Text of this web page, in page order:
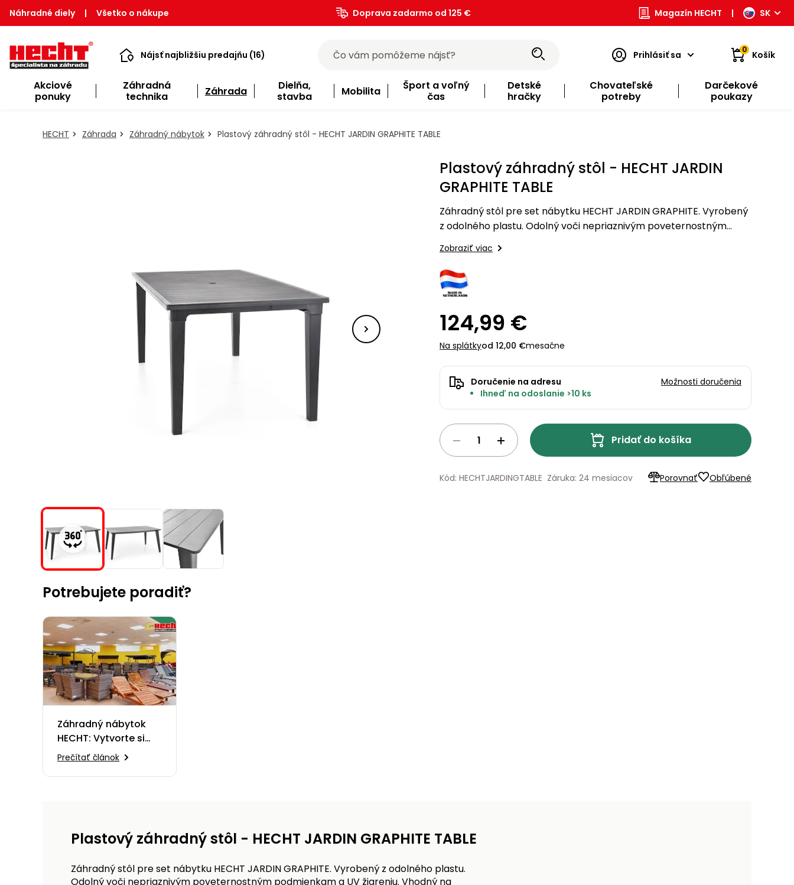
Náhradné diely | Všetko o nákupe Doprava zadarmo od 125 € Magazín HECHT | SK
Nájsť najbližšiu predajňu (16) Prihlásiť sa 0 Košík
Akciové
ponuky
Záhradná
technika
Záhrada
Dielňa,
stavba
Mobilita
Šport a voľný
čas
Detské
hračky
Chovateľské
potreby
Darčekové
poukazy
HECHT Záhrada Záhradný nábytok Plastový záhradný stôl - HECHT JARDIN GRAPHITE TABLE
Plastový záhradný stôl - HECHT JARDIN
GRAPHITE TABLE
Záhradný stôl pre set nábytku HECHT JARDIN GRAPHITE. Vyrobený
z odolného plastu. Odolný voči nepriaznivým poveternostným
prostredí.
Zobraziť viac
124,99 €
Na splátkyod 12,00 €mesačne
Doručenie na adresu
Ihneď na odoslanie >10 ks
Možnosti doručenia
Pridať do košíka
Porovnať Obľúbené
Kód: HECHTJARDINGTABLE Záruka: 24 mesiacov
Potrebujete poradiť?
Záhradný nábytok
HECHT: Vytvorte si
oázu pokoja
Prečítať článok
Plastový záhradný stôl - HECHT JARDIN GRAPHITE TABLE
Záhradný stôl pre set nábytku HECHT JARDIN GRAPHITE. Vyrobený z odolného plastu.
Odolný voči nepriaznivým poveternostným podmienkam a UV žiareniu. Vhodný na